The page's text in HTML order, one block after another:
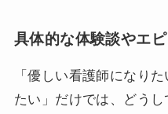
具体的な体験談やエ
「優しい看護師になり
たい」だけでは、どう